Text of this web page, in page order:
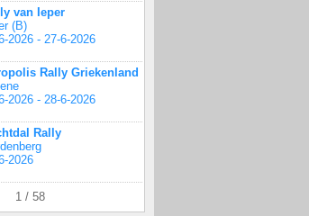
van Ieper
(B)
2026 - 27-6-2026
Rally Griekenland
2026 - 28-6-2026
Rally
2026
1 / 58